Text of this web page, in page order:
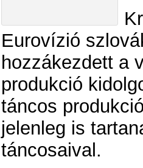
Eurovízió
hozzákezdett a
produkció
táncos
jelenleg is
táncosaival.